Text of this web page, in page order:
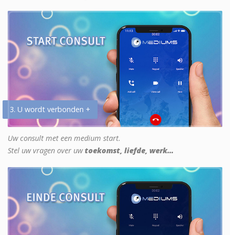
3. U wordt verbonden +
Uw consult met een medium start.
Stel uw vragen over uwtoekomst, liefde, werk...